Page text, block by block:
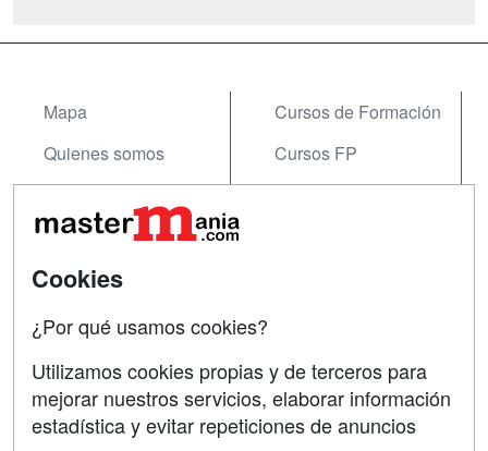
Mapa
Quienes somos
Acceso Usuarios
Acceso Centros
Cursos de Formación
Cursos FP
Contactar
Confidencialidad
SÍGUENOS EN:
Cookies
¿Por qué usamos cookies?
Utilizamos cookies propias y de terceros para
mejorar nuestros servicios, elaborar información
estadística y evitar repeticiones de anuncios